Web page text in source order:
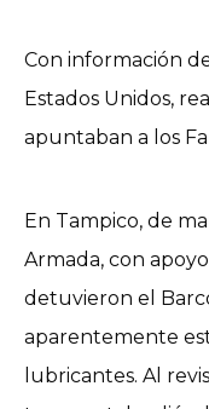
Con información
Estados Unidos,
apuntaban a los
En Tampico, de
Armada, con
detuvieron el
aparentemente
lubricantes. Al